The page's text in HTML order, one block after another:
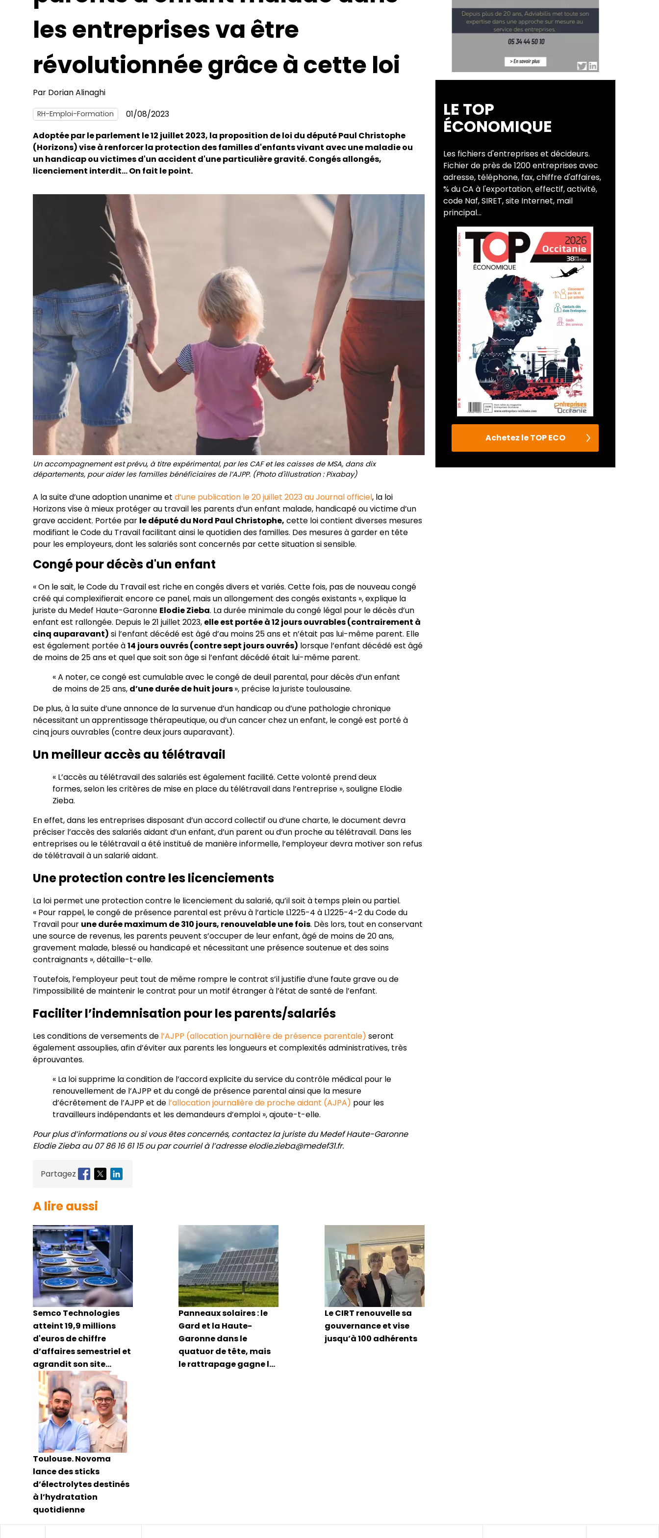
les entreprises va être
révolutionnée grâce à cette loi
Par Dorian Alinaghi
RH-Emploi-Formation
01/08/2023
Adoptée par le parlement le 12 juillet 2023, la proposition de loi du député Paul Christophe
(Horizons) vise à renforcer la protection des familles d'enfants vivant avec une maladie ou
un handicap ou victimes d'un accident d'une particulière gravité. Congés allongés,
licenciement interdit… On fait le point.
Un accompagnement est prévu, à titre expérimental, par les CAF et les caisses de MSA, dans dix
départements, pour aider les familles bénéficiaires de l’AJPP. (Photo d'illustration : Pixabay)
A la suite d’une adoption unanime etd’une publication le 20 juillet 2023 au Journal officiel, la loi
Horizons vise à mieux protéger au travail les parents d’un enfant malade, handicapé ou victime d’un
grave accident. Portée par le député du Nord Paul Christophe, cette loi contient diverses mesures
modifiant le Code du Travail facilitant ainsi le quotidien des familles. Des mesures à garder en tête
pour les employeurs, dont les salariés sont concernés par cette situation si sensible.
Congé pour décès d'un enfant
« On le sait, le Code du Travail est riche en congés divers et variés. Cette fois, pas de nouveau congé
créé qui complexifierait encore ce panel, mais un allongement des congés existants », explique la
juriste du Medef Haute-Garonne Elodie Zieba. La durée minimale du congé légal pour le décès d’un
enfant est rallongée. Depuis le 21 juillet 2023, elle est portée à 12 jours ouvrables (contrairement à
cinq auparavant) si l’enfant décédé est âgé d’au moins 25 ans et n’était pas lui-même parent. Elle
est également portée à14 jours ouvrés (contre sept jours ouvrés) lorsque l’enfant décédé est âgé
de moins de 25 ans et quel que soit son âge si l’enfant décédé était lui-même parent.
« A noter, ce congé est cumulable avec le congé de deuil parental, pour décès d’un enfant
de moins de 25 ans, d’une durée de huit jours», précise la juriste toulousaine.
De plus, à la suite d’une annonce de la survenue d’un handicap ou d’une pathologie chronique
nécessitant un apprentissage thérapeutique, ou d’un cancer chez un enfant, le congé est porté à
cinq jours ouvrables (contre deux jours auparavant).
Un meilleur accès au télétravail
« L’accès au télétravail des salariés est également facilité. Cette volonté prend deux
formes, selon les critères de mise en place du télétravail dans l’entreprise », souligne Elodie
Zieba.
En effet, dans les entreprises disposant d’un accord collectif ou d’une charte, le document devra
préciser l’accès des salariés aidant d’un enfant, d’un parent ou d’un proche au télétravail. Dans les
entreprises ou le télétravail a été institué de manière informelle, l’employeur devra motiver son refus
de télétravail à un salarié aidant.
Une protection contre les licenciements
La loi permet une protection contre le licenciement du salarié, qu’il soit à temps plein ou partiel.
« Pour rappel, le congé de présence parental est prévu à l’article L1225-4 à L1225-4-2 du Code du
Travail pour une durée maximum de 310 jours, renouvelable une fois. Dès lors, tout en conservant
une source de revenus, les parents peuvent s’occuper de leur enfant, âgé de moins de 20 ans,
gravement malade, blessé ou handicapé et nécessitant une présence soutenue et des soins
contraignants », détaille-t-elle.
Toutefois, l’employeur peut tout de même rompre le contrat s’il justifie d’une faute grave ou de
l’impossibilité de maintenir le contrat pour un motif étranger à l’état de santé de l’enfant.
Faciliter l’indemnisation pour les parents/salariés
Les conditions de versements de l’AJPP (allocation journalière de présence parentale) seront
également assouplies, afin d’éviter aux parents les longueurs et complexités administratives, très
éprouvantes.
« La loi supprime la condition de l’accord explicite du service du contrôle médical pour le
renouvellement de l’AJPP et du congé de présence parental ainsi que la mesure
d’écrêtement de l’AJPP et de l’allocation journalière de proche aidant (AJPA) pour les
travailleurs indépendants et les demandeurs d’emploi », ajoute-t-elle.
Pour plus d’informations ou si vous êtes concernés, contactez la juriste du Medef Haute-Garonne
Elodie Zieba au 07 86 16 61 15 ou par courriel à l’adresse elodie.zieba@medef31.fr.
Partagez
A lire aussi
Semco Technologies
atteint 19,9 millions
d'euros de chiffre
d’affaires semestriel et
agrandit son site
montpelliérain
Panneaux solaires : le
Gard et la Haute-
Garonne dans le
quatuor de tête, mais
le rattrapage gagne le
Le CIRT renouvelle sa
gouvernance et vise
jusqu’à 100 adhérents
Toulouse. Novoma
lance des sticks
d’électrolytes destinés
à l’hydratation
quotidienne
LE TOP
ÉCONOMIQUE
Les fichiers d'entreprises et décideurs.
Fichier de près de 1200 entreprises avec
adresse, téléphone, fax, chiffre d'affaires,
% du CA à l'exportation, effectif, activité,
code Naf, SIRET, site Internet, mail
principal...
Achetez le TOP ECO